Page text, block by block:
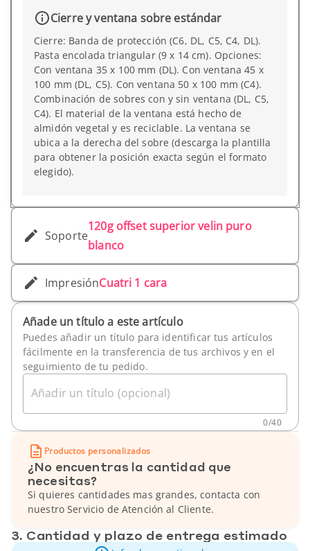
Cierre y ventana sobre estándar
Cierre: Banda de protección (C6, DL, C5, C4, DL).
Pasta encolada triangular (9 x 14 cm). Opciones:
Con ventana 35 x 100 mm (DL). Con ventana 45 x
100 mm (DL, C5). Con ventana 50 x 100 mm (C4).
Combinación de sobres con y sin ventana (DL, C5,
C4). El material de la ventana está hecho de
almidón vegetal y es reciclable. La ventana se
ubica a la derecha del sobre (descarga la plantilla
para obtener la posición exacta según el formato
elegido).
Soporte
120g offset superior velin puro
blanco
ImpresiónCuatri 1 cara
Añade un título a este artículo
Puedes añadir un título para identificar tus artículos
fácilmente en la transferencia de tus archivos y en el
seguimiento de tu pedido.
Añadir un título (opcional)
0/40
Productos personalizados
¿No encuentras la cantidad que
necesitas?
Si quieres cantidades mas grandes, contacta con
nuestro Servicio de Atención al Cliente.
3. Cantidad y plazo de entrega estimado